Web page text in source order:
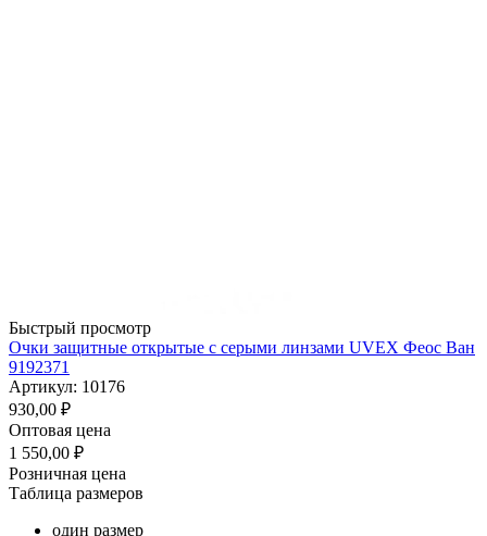
Быстрый просмотр
Очки защитные открытые с серыми линзами UVEX Феос Ван
9192371
Артикул: 10176
930,00 ₽
Оптовая цена
1 550,00 ₽
Розничная цена
Таблица размеров
один размер